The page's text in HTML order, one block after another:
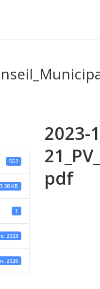
552
KB
1
2023
2026
2023-
pdf